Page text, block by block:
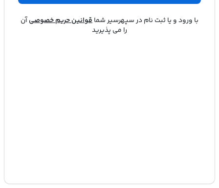
با ورود و یا ثبت نام درسپهرسیرشماقوانین حریم خصوصیآن
را می پذیرید